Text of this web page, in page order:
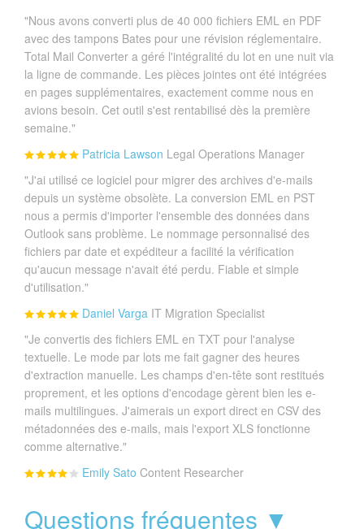
"Nous avons converti plus de 40 000 fichiers EML en PDF
avec des tampons Bates pour une révision réglementaire.
Total Mail Converter a géré l'intégralité du lot en une nuit via
la ligne de commande. Les pièces jointes ont été intégrées
en pages supplémentaires, exactement comme nous en
avions besoin. Cet outil s'est rentabilisé dès la première
semaine."
Patricia Lawson Legal Operations Manager
"J'ai utilisé ce logiciel pour migrer des archives d'e-mails
depuis un système obsolète. La conversion EML en PST
nous a permis d'importer l'ensemble des données dans
Outlook sans problème. Le nommage personnalisé des
fichiers par date et expéditeur a facilité la vérification
qu'aucun message n'avait été perdu. Fiable et simple
d'utilisation."
Daniel Varga IT Migration Specialist
"Je convertis des fichiers EML en TXT pour l'analyse
textuelle. Le mode par lots me fait gagner des heures
d'extraction manuelle. Les champs d'en-tête sont restitués
proprement, et les options d'encodage gèrent bien les e-
mails multilingues. J'aimerais un export direct en CSV des
métadonnées des e-mails, mais l'export XLS fonctionne
comme alternative."
Emily Sato Content Researcher
Questions fréquentes ▼